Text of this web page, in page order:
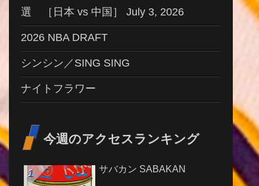
選 ［日本 vs 中国］ July 3, 2026
2026 NBA DRAFT
シンシン／SING SING
ナイトフラワー
今週のアクセスランキング
サバカン SABAKAN